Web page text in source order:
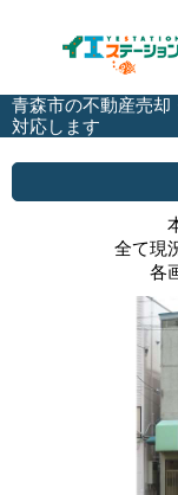
青森市の不動産売却
対応します
全て現
各